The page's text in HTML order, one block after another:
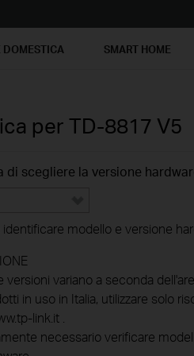
DOMESTICA SMART HOME
per TD-8817 V5
di scegliere la versione
modello e versione
versioni variano a seconda
in uso in Italia, utilizzare solo
link.it .
necessario verificare